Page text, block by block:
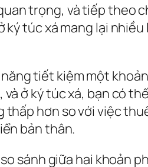
trọng, và tiếp theo
túc xá mang lại
tiết kiệm một
ở ký túc xá, bạn có
hơn so với việc
bản thân.
sánh giữa hai khoản